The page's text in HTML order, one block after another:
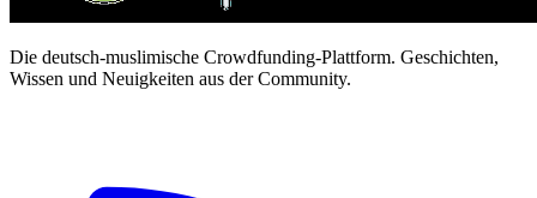
Die deutsch-muslimische Crowdfunding-Plattform. Geschichten,
Wissen und Neuigkeiten aus der Community.